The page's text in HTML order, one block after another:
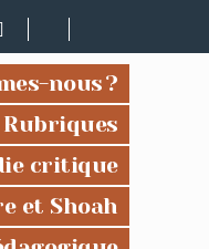
nous ?
Rubriques
critique
et Shoah